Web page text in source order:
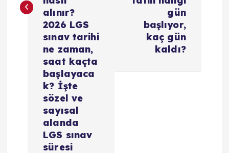
z
alınır?
2026 LGS
sınav tarihi
ne zaman,
saat kaçta
başlayaca
k? İşte
sözel ve
sayısal
alanda
LGS sınav
süresi
gün
başlıyor,
kaç gün
kaldı?